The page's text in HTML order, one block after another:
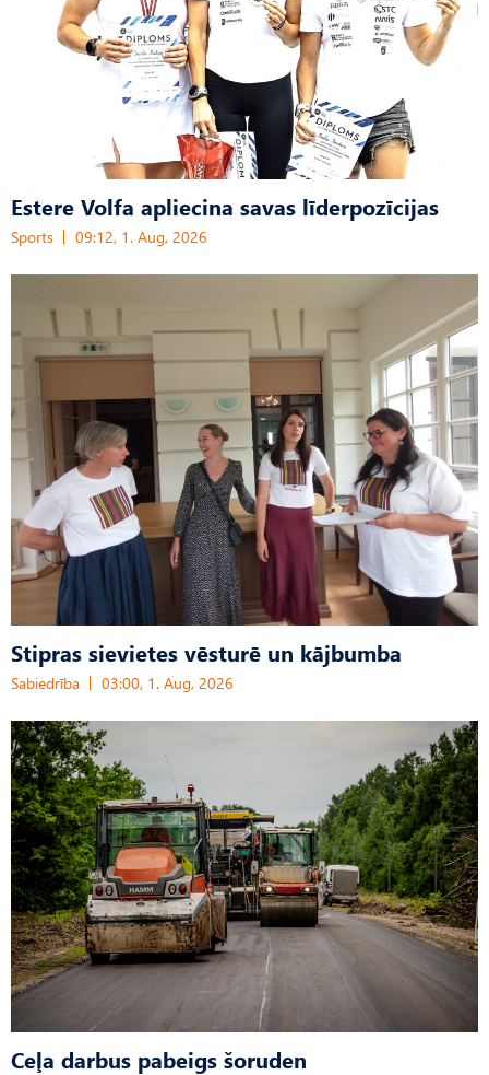
Estere Volfa apliecina savas līderpozīcijas
Sports 09:12, 1. Aug, 2026
Stipras sievietes vēsturē un kājbumba
Sabiedrība 03:00, 1. Aug, 2026
Ceļa darbus pabeigs šoruden